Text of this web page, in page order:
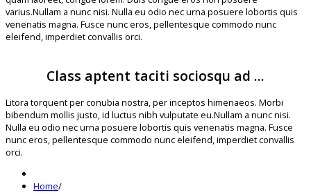
varius.Nullam a nunc nisi. Nulla eu odio nec urna posuere lobortis quis
venenatis magna. Fusce nunc eros, pellentesque commodo nunc
eleifend, imperdiet convallis orci.
Class aptent taciti sociosqu ad ...
Litora torquent per conubia nostra, per inceptos himenaeos. Morbi
bibendum mollis justo, id luctus nibh vulputate eu.Nullam a nunc nisi.
Nulla eu odio nec urna posuere lobortis quis venenatis magna. Fusce
nunc eros, pellentesque commodo nunc eleifend, imperdiet convallis
orci.
Home/